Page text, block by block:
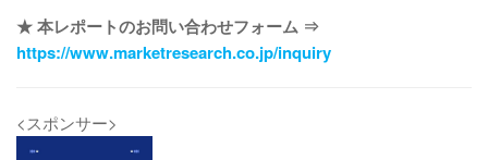
★ 本レポートのお問い合わせフォーム ⇒
https://www.marketresearch.co.jp/inquiry
<スポンサー>